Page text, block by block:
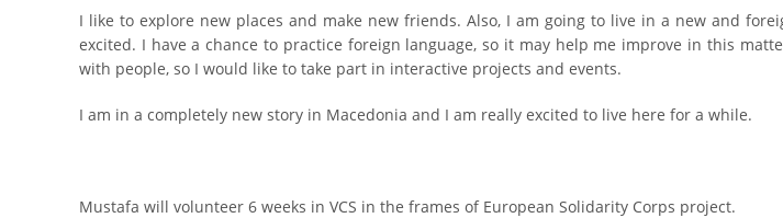
I like to explore new places and make new friends. Also, I am going to live in a new and
excited. I have a chance to practice foreign language, so it may help me improve in this
with people, so I would like to take part in interactive projects and events.
I am in a completely new story in Macedonia and I am really excited to live here for a while.
Mustafa will volunteer 6 weeks in VCS in the frames of European Solidarity Corps project.